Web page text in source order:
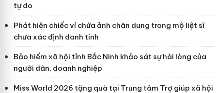
tự do
Phát hiện chiếc ví chứa ảnh chân dung trong mộ liệt sĩ
chưa xác định danh tính
Bảo hiểm xã hội tỉnh Bắc Ninh khảo sát sự hài lòng của
người dân, doanh nghiệp
Miss World 2026 tặng quà tại Trung tâm Trợ giúp xã hội